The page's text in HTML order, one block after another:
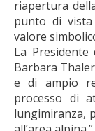
riapertura
punto di
valore
La Presidente
Barbara
e di ampio
processo di
lungimiranza,